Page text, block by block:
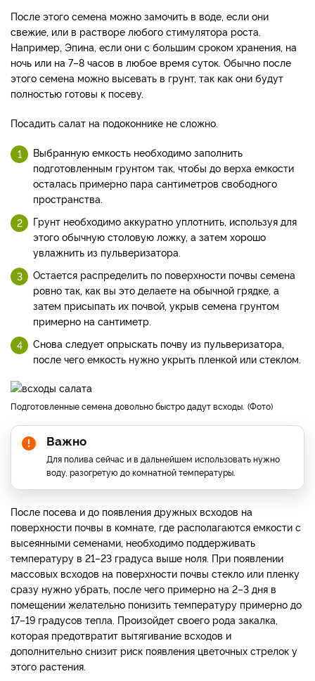
После этого семена можно замочить в воде, если они
свежие, или в растворе любого стимулятора роста.
Например, Эпина, если они с большим сроком хранения, на
ночь или на 7–8 часов в любое время суток. Обычно после
этого семена можно высевать в грунт, так как они будут
полностью готовы к посеву.
Посадить салат на подоконнике не сложно.
Выбранную емкость необходимо заполнить
подготовленным грунтом так, чтобы до верха емкости
осталась примерно пара сантиметров свободного
пространства.
Грунт необходимо аккуратно уплотнить, используя для
этого обычную столовую ложку, а затем хорошо
увлажнить из пульверизатора.
Остается распределить по поверхности почвы семена
ровно так, как вы это делаете на обычной грядке, а
затем присыпать их почвой, укрыв семена грунтом
примерно на сантиметр.
Снова следует опрыскать почву из пульверизатора,
после чего емкость нужно укрыть пленкой или стеклом.
Подготовленные семена довольно быстро дадут всходы. Фото
Важно
Для полива сейчас и в дальнейшем использовать нужно
воду, разогретую до комнатной температуры.
После посева и до появления дружных всходов на
поверхности почвы в комнате, где располагаются емкости с
высеянными семенами, необходимо поддерживать
температуру в 21–23 градуса выше ноля. При появлении
массовых всходов на поверхности почвы стекло или пленку
сразу нужно убрать, после чего примерно на 2–3 дня в
помещении желательно понизить температуру примерно до
17–19 градусов тепла. Произойдет своего рода закалка,
которая предотвратит вытягивание всходов и
дополнительно снизит риск появления цветочных стрелок у
этого растения.